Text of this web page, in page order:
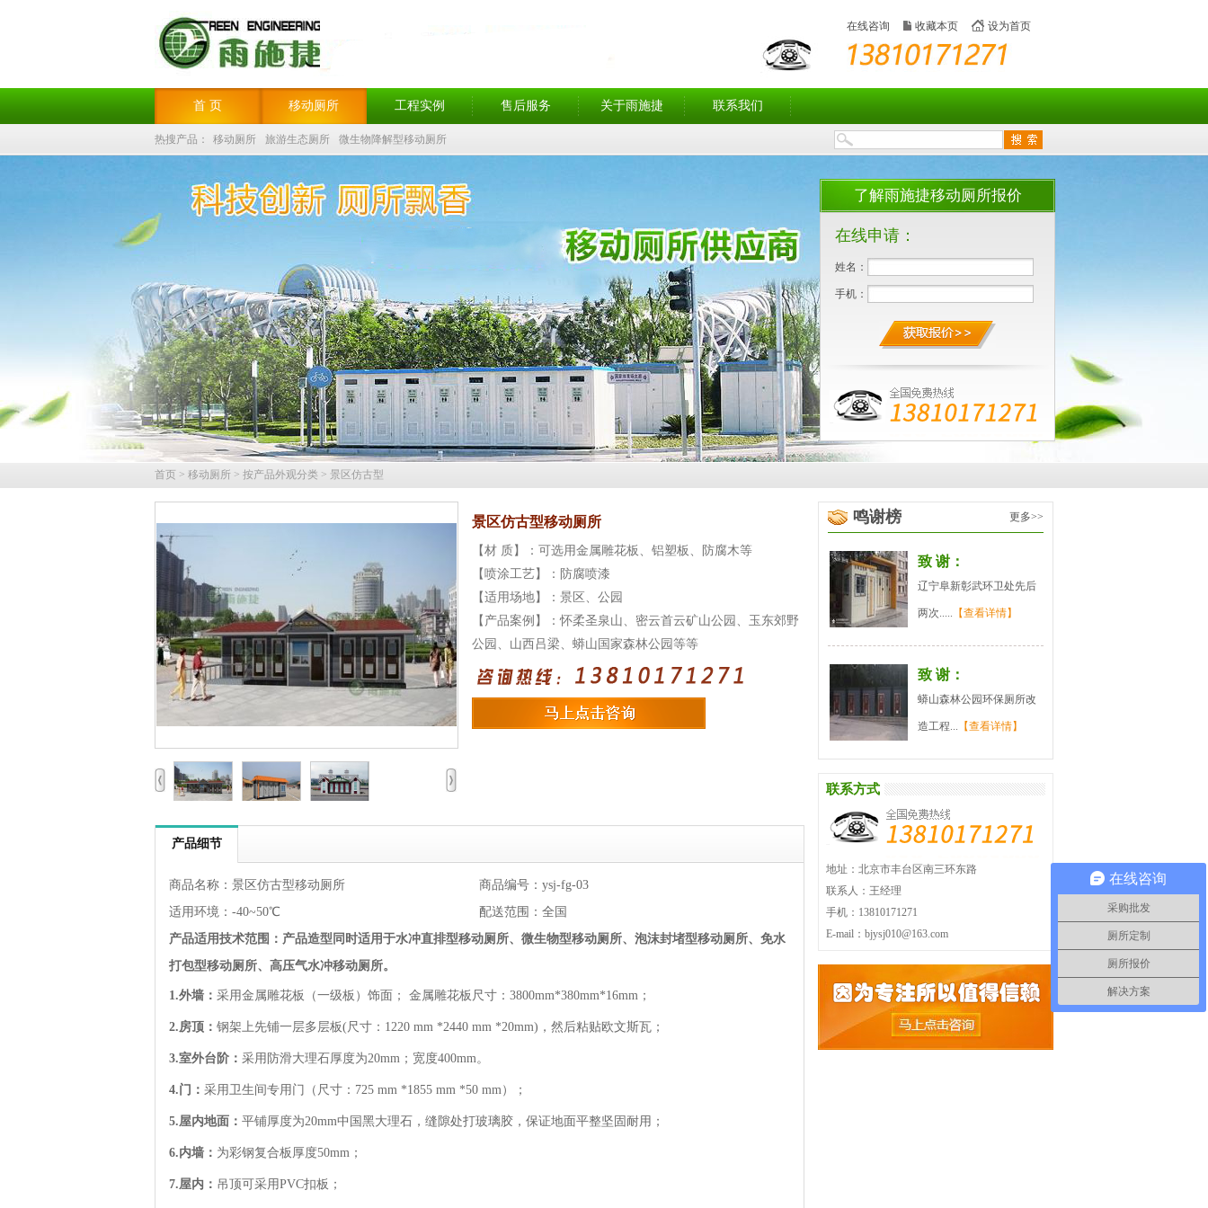
在线咨询 收藏本页 设为首页
首 页 移动厕所 工程实例 售后服务 关于雨施捷 联系我们
热搜产品： 移动厕所 旅游生态厕所 微生物降解型移动厕所
了解雨施捷移动厕所报价
在线申请：
姓名：
手机：
首页 > 移动厕所 > 按产品外观分类 > 景区仿古型
景区仿古型移动厕所
【材 质】：可选用金属雕花板、铝塑板、防腐木等
【喷涂工艺】：防腐喷漆
【适用场地】：景区、公园
【产品案例】：怀柔圣泉山、密云首云矿山公园、玉东郊野
公园、山西吕梁、蟒山国家森林公园等等
产品细节
商品名称：景区仿古型移动厕所
商品编号：ysj-fg-03
适用环境：-40~50℃
配送范围：全国
产品适用技术范围： 产品造型同时适用于水冲直排型移动厕所、微生物型移动厕所、泡沫封堵型移动厕所、免水
打包型移动厕所、高压气水冲移动厕所。
1.外墙： 采用金属雕花板（一级板）饰面； 金属雕花板尺寸：3800mm*380mm*16mm；
2.房顶： 钢架上先铺一层多层板(尺寸：1220 mm *2440 mm *20mm)，然后粘贴欧文斯瓦；
3.室外台阶： 采用防滑大理石厚度为20mm；宽度400mm。
4.门： 采用卫生间专用门（尺寸：725 mm *1855 mm *50 mm）；
5.屋内地面： 平铺厚度为20mm中国黑大理石，缝隙处打玻璃胶，保证地面平整坚固耐用；
6.内墙： 为彩钢复合板厚度50mm；
7.屋内： 吊顶可采用PVC扣板；
更多>>
鸣谢榜
致 谢：
辽宁阜新彰武环卫处先后
两次..... 【查看详情】
致 谢：
蟒山森林公园环保厕所改
造工程... 【查看详情】
联系方式
地址：北京市丰台区南三环东路
联系人：王经理
手机：13810171271
E-mail：bjysj010@163.com
在线咨询
采购批发
厕所定制
厕所报价
解决方案